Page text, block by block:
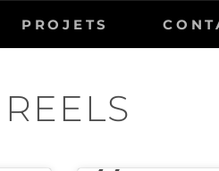
PROJETS
REELS